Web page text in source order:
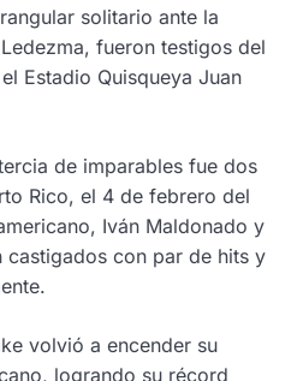
solitario ante la
fueron testigos del
Estadio Quisqueya Juan
de imparables fue dos
Rico, el 4 de febrero del
Iván Maldonado y
castigados con par de hits y
volvió a encender su
logrando su récord